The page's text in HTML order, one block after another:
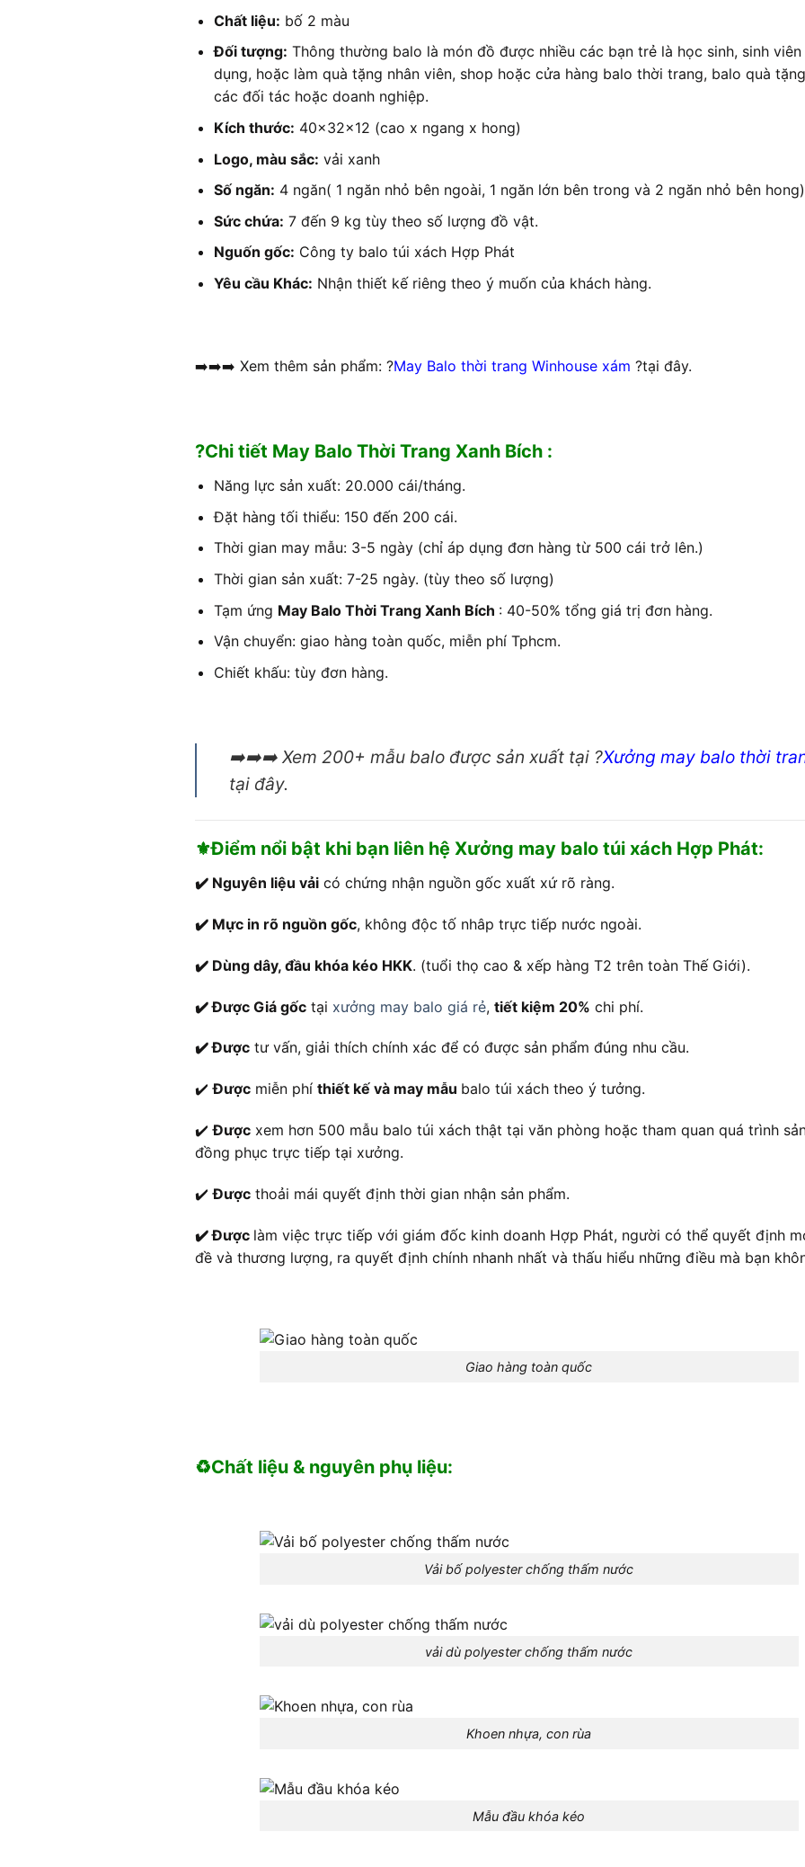
Chất liệu: bố 2 màu
Đối tượng: Thông thường balo là món đồ được nhiều các bạn trẻ là học sinh, sinh viên
dụng, hoặc làm quà tặng nhân viên, shop hoặc cửa hàng balo thời trang, balo quà
các đối tác hoặc doanh nghiệp.
Kích thước: 40x32x12 (cao x ngang x hong)
Logo, màu sắc: vải xanh
Số ngăn: 4 ngăn( 1 ngăn nhỏ bên ngoài, 1 ngăn lớn bên trong và 2 ngăn nhỏ bên
Sức chứa: 7 đến 9 kg tùy theo số lượng đồ vật.
Nguốn gốc: Công ty balo túi xách Hợp Phát
Yêu cầu Khác: Nhận thiết kế riêng theo ý muốn của khách hàng.
➡️➡️➡️ Xem thêm sản phẩm: ?May Balo thời trang Winhouse xám ?tại đây.
?Chi tiết May Balo Thời Trang Xanh Bích :
Năng lực sản xuất: 20.000 cái/tháng.
Đặt hàng tối thiểu: 150 đến 200 cái.
Thời gian may mẫu: 3-5 ngày (chỉ áp dụng đơn hàng từ 500 cái trở lên.)
Thời gian sản xuất: 7-25 ngày. (tùy theo số lượng)
Tạm ứng May Balo Thời Trang Xanh Bích : 40-50% tổng giá trị đơn hàng.
Vận chuyển: giao hàng toàn quốc, miễn phí Tphcm.
Chiết khấu: tùy đơn hàng.
➡️➡️➡️ Xem 200+ mẫu balo được sản xuất tại ?Xưởng may balo thời
tại đây.
⚜️Điểm nổi bật khi bạn liên hệ Xưởng may balo túi xách Hợp Phát:
✔️ Nguyên liệu vảicó chứng nhận nguồn gốc xuất xứ rõ ràng.
✔️ Mực in rõ nguồn gốc, không độc tố nhâp trực tiếp nước ngoài.
✔️ Dùng dây, đầu khóa kéo HKK. (tuổi thọ cao & xếp hàng T2 trên toàn Thế Giới).
✔️ Được Giá gốctại xưởng may balo giá rẻ, tiết kiệm 20% chi phí.
✔️ Đượctư vấn, giải thích chính xác để có được sản phẩm đúng nhu cầu.
✔️Đượcmiễn phí thiết kế và may mẫu balo túi xách theo ý tưởng.
✔️Đượcxem hơn 500 mẫu balo túi xách thật tại văn phòng hoặc tham quan quá trình
đồng phục trực tiếp tại xưởng.
✔️Đượcthoải mái quyết định thời gian nhận sản phẩm.
✔️ Được làm việc trực tiếp với giám đốc kinh doanh Hợp Phát, người có thể quyết định
đề và thương lượng, ra quyết định chính nhanh nhất và thấu hiểu những điều mà bạn
Giao hàng toàn quốc
♻️Chất liệu & nguyên phụ liệu:
Vải bố polyester chống thấm nước
vải dù polyester chống thấm nước
Khoen nhựa, con rùa
Mẫu đầu khóa kéo